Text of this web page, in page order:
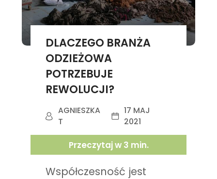
DLACZEGO BRANŻA
ODZIEŻOWA
POTRZEBUJE
REWOLUCJI?
AGNIESZKA
T
17 MAJ
2021
Przeczytaj w 3 min.
Współczesność jest